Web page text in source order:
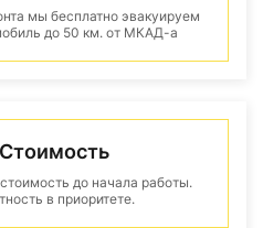
мы бесплатно эвакуируем
до 50 км. от МКАД-а
Стоимость
до начала работы.
в приоритете.